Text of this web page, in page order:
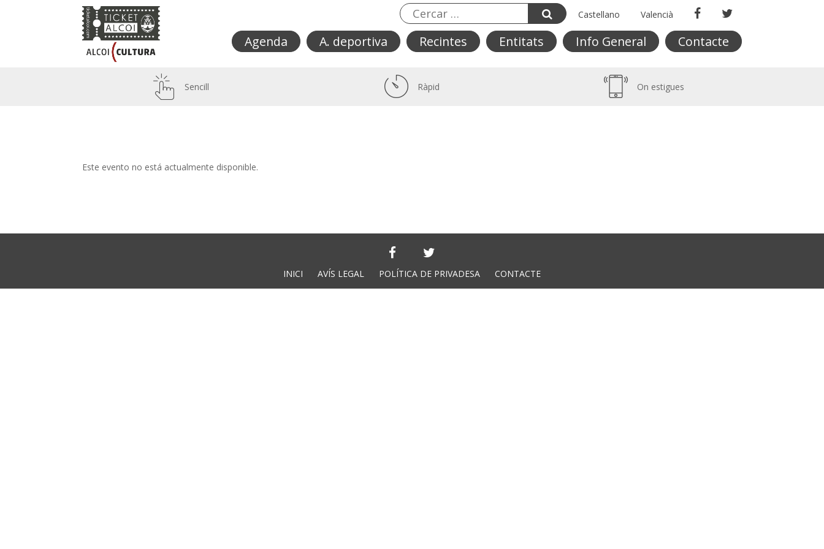
Castellano Valencià
Agenda A. deportiva Recintes Entitats Info General Contacte
Sencill Ràpid On estigues
Este evento no está actualmente disponible.
INICI AVÍS LEGAL POLÍTICA DE PRIVADESA CONTACTE